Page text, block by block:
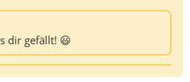
dir gefällt! 😃